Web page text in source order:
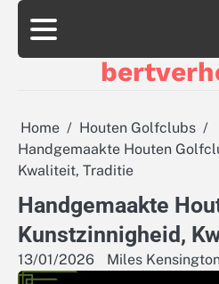
Skip
content
Home
Houten Golfclubs
Handgemaakte Houten
Kwaliteit, Traditie
Handgemaakte
Kunstzinnigheid,
13/01/2026 Miles